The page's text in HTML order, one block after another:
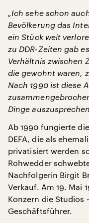
„Ich sehe schon
Bevölkerung das
ein Stück weit
zu DDR-Zeiten gab
Verhältnis zwischen
die gewohnt waren,
Nach 1990 ist diese
Dinge
Ab 1990 fungierte
DEFA, die als
privatisiert werden
Rohwedder
Nachfolgerin Birgit
Verkauf. Am 19. Mai
Konzern die Studios
Geschäftsführer.